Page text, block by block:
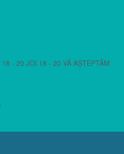
- 20 JOI 18 - 20 VĂ AȘTEPTĂM